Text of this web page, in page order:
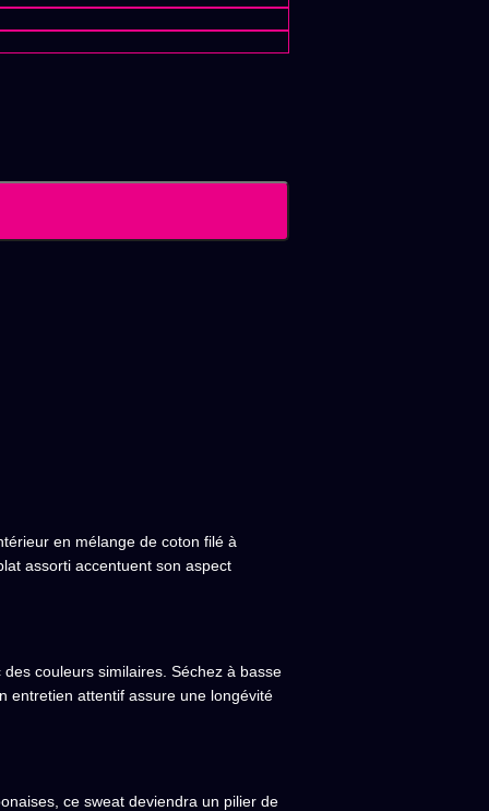
en mélange de coton filé à
assorti accentuent son aspect
couleurs similaires. Séchez à basse
entretien attentif assure une longévité
ce sweat deviendra un pilier de